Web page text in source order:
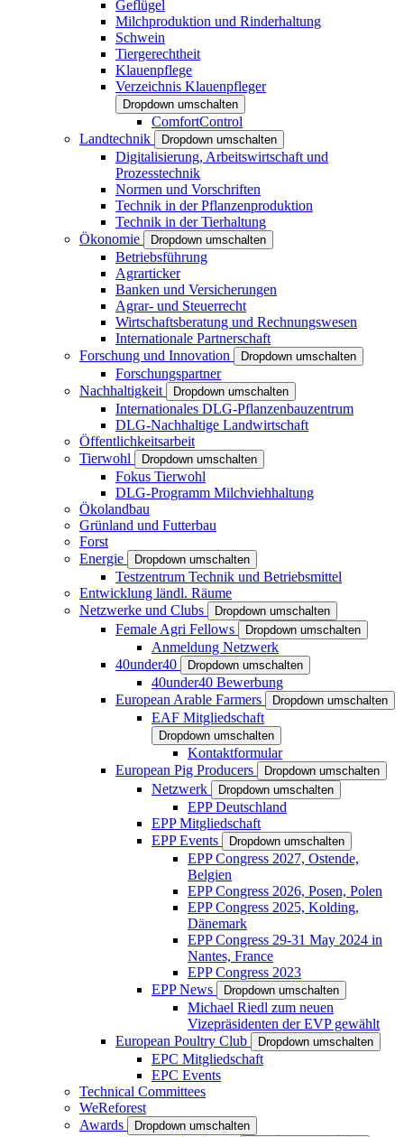
Geflügel
Milchproduktion und Rinderhaltung
Schwein
Tiergerechtheit
Klauenpflege
Verzeichnis Klauenpfleger
Dropdown umschalten
ComfortControl
Landtechnik
Dropdown umschalten
Digitalisierung, Arbeitswirtschaft und
Prozesstechnik
Normen und Vorschriften
Technik in der Pflanzenproduktion
Technik in der Tierhaltung
Ökonomie
Dropdown umschalten
Betriebsführung
Agrarticker
Banken und Versicherungen
Agrar- und Steuerrecht
Wirtschaftsberatung und Rechnungswesen
Internationale Partnerschaft
Forschung und Innovation
Dropdown umschalten
Forschungspartner
Nachhaltigkeit
Dropdown umschalten
Internationales DLG-Pflanzenbauzentrum
DLG-Nachhaltige Landwirtschaft
Öffentlichkeitsarbeit
Tierwohl
Dropdown umschalten
Fokus Tierwohl
DLG-Programm Milchviehhaltung
Ökolandbau
Grünland und Futterbau
Forst
Energie
Dropdown umschalten
Testzentrum Technik und Betriebsmittel
Entwicklung ländl. Räume
Netzwerke und Clubs
Dropdown umschalten
Female Agri Fellows Dropdown umschalten
Anmeldung Netzwerk
40under40
Dropdown umschalten
40under40 Bewerbung
European Arable Farmers
Dropdown umschalten
EAF Mitgliedschaft
Dropdown umschalten
Kontaktformular
European Pig Producers
Dropdown umschalten
Netzwerk Dropdown umschalten
EPP Deutschland
EPP Mitgliedschaft
EPP Events
Dropdown umschalten
EPP Congress 2027, Ostende,
Belgien
EPP Congress 2026, Posen, Polen
EPP Congress 2025, Kolding,
Dänemark
EPP Congress 29-31 May 2024 in
Nantes, France
EPP Congress 2023
EPP News
Dropdown umschalten
Michael Riedl zum neuen
Vizepräsidenten der EVP gewählt
European Poultry Club
Dropdown umschalten
EPC Mitgliedschaft
EPC Events
Technical Committees
WeReforest
Awards
Dropdown umschalten